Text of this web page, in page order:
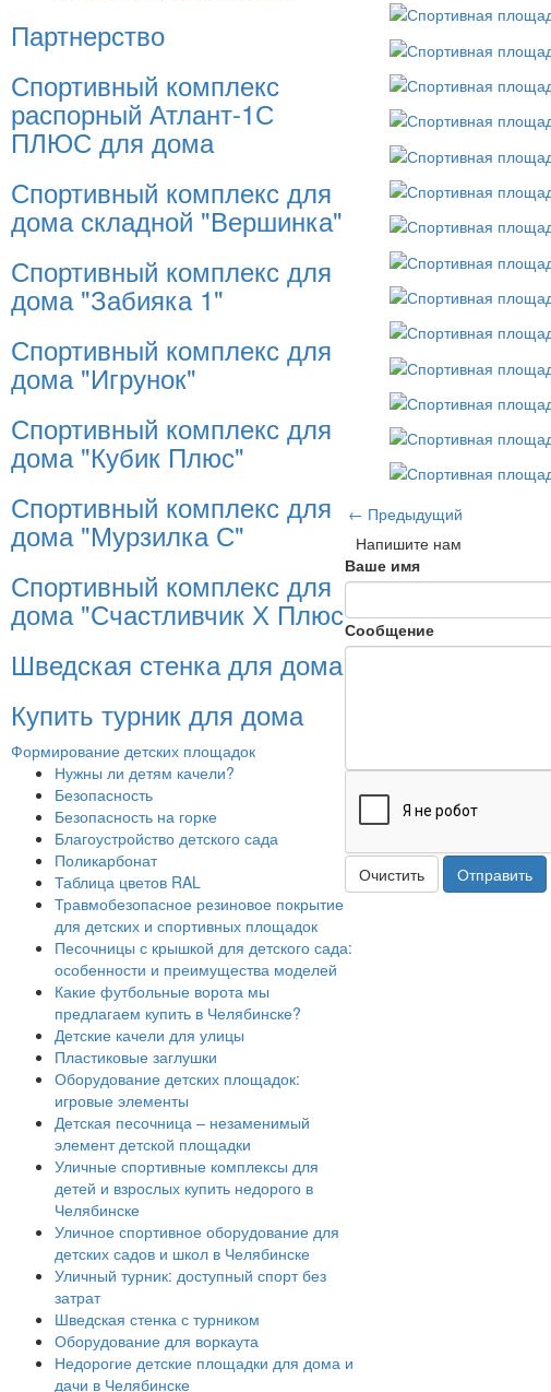
Партнерство
Спортивный комплекс
распорный Атлант-1С
ПЛЮС для дома
Спортивный комплекс для
дома складной "Вершинка"
Спортивный комплекс для
дома "Забияка 1"
Спортивный комплекс для
дома "Игрунок"
Спортивный комплекс для
дома "Кубик Плюс"
Спортивный комплекс для
дома "Мурзилка С"
Спортивный комплекс для
дома "Счастливчик Х Плюс"
Шведская стенка для дома
Купить турник для дома
Формирование детских площадок
Нужны ли детям качели?
Безопасность
Безопасность на горке
Благоустройство детского сада
Поликарбонат
Таблица цветов RAL
Травмобезопасное резиновое покрытие
для детских и спортивных площадок
Песочницы с крышкой для детского сада:
особенности и преимущества моделей
Какие футбольные ворота мы
предлагаем купить в Челябинске?
Детские качели для улицы
Пластиковые заглушки
Оборудование детских площадок:
игровые элементы
Детская песочница – незаменимый
элемент детской площадки
Уличные спортивные комплексы для
детей и взрослых купить недорого в
Челябинске
Уличное спортивное оборудование для
детских садов и школ в Челябинске
Уличный турник: доступный спорт без
затрат
Шведская стенка с турником
Оборудование для воркаута
Недорогие детские площадки для дома и
дачи в Челябинске
← Предыдущий
Напишите нам
Ваше имя
Сообщение
Очистить Отправить